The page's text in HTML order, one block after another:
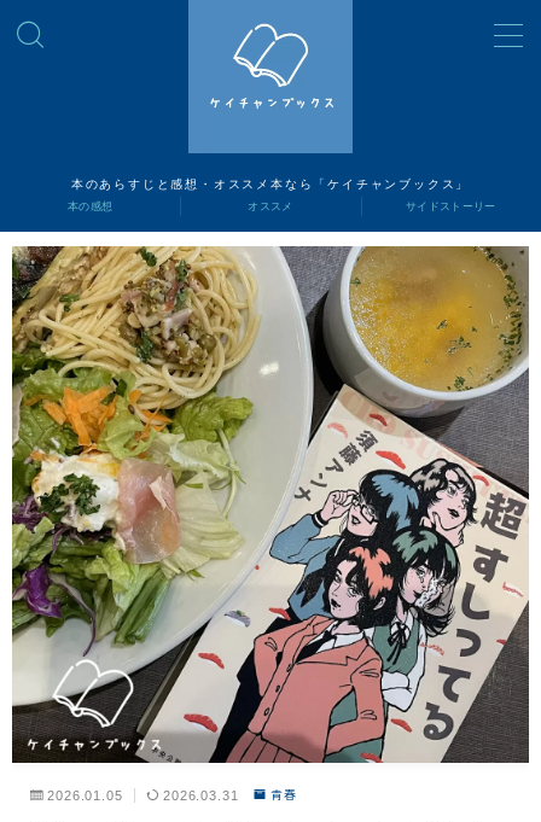
本のあらすじと感想・オススメ本なら「ケイチャンブックス」
本の感想
オススメ
サイドストーリー
本の感想 オススメ サイドストーリー
2026.01.05 2026.03.31 青春